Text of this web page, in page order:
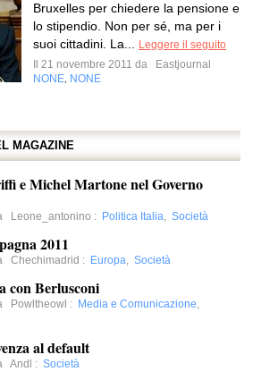
Bruxelles per chiedere la pensione e
lo stipendio. Non per sé, ma per i
suoi cittadini. La...
Leggere il seguito
Il 21 novembre 2011 da
Eastjournal
NONE NONE
MAGAZINE
e Michel Martone nel Governo
Leone_antonino : Politica Italia, Società
2011
Chechimadrid : Europa, Società
con Berlusconi
Powltheowl : Media e Comunicazione,
al default
Andl : Società